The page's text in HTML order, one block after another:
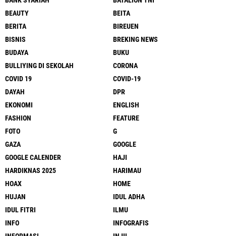
BEAUTY
BEITA
BERITA
BIREUEN
BISNIS
BREKING NEWS
BUDAYA
BUKU
BULLIYING DI SEKOLAH
CORONA
COVID 19
COVID-19
DAYAH
DPR
EKONOMI
ENGLISH
FASHION
FEATURE
FOTO
G
GAZA
GOOGLE
GOOGLE CALENDER
HAJI
HARDIKNAS 2025
HARIMAU
HOAX
HOME
HUJAN
IDUL ADHA
IDUL FITRI
ILMU
INFO
INFOGRAFIS